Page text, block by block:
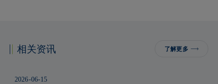
相关资讯 了解更多
2026-06-15